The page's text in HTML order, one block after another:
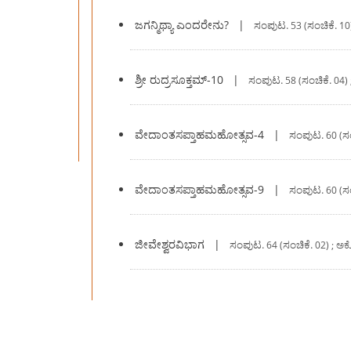
ಜಗನ್ಮಿಥ್ಯಾ ಎಂದರೇನು? | ಸಂಪುಟ. 53 (ಸಂಚಿಕೆ.
ಶ್ರೀ ರುದ್ರಸೂಕ್ತಮ್-10 | ಸಂಪುಟ. 58 (ಸಂಚಿಕೆ.
ವೇದಾಂತಸಪ್ತಾಹಮಹೋತ್ಸವ-4 | ಸಂಪುಟ.60 (
ವೇದಾಂತಸಪ್ತಾಹಮಹೋತ್ಸವ-9 | ಸಂಪುಟ.60 (
ಜೀವೇಶ್ವರವಿಭಾಗ | ಸಂಪುಟ.64 (ಸಂಚಿಕೆ.02) ;